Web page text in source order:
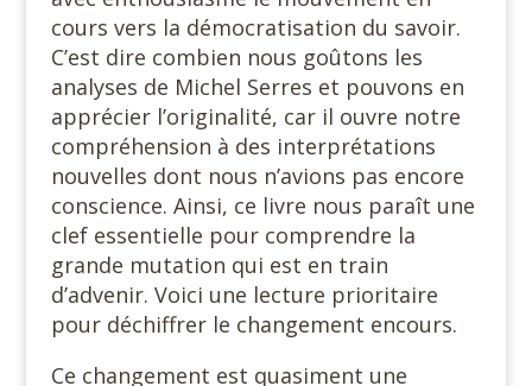
cours vers la démocratisation du savoir.
C’est dire combien nous goûtons les
analyses de Michel Serres et pouvons en
apprécier l’originalité, car il ouvre notre
compréhension à des interprétations
nouvelles dont nous n’avions pas encore
conscience. Ainsi, ce livre nous paraît une
clef essentielle pour comprendre la
grande mutation qui est en train
d’advenir. Voici une lecture prioritaire
pour déchiffrer le changement encours.
Ce changement est quasiment une